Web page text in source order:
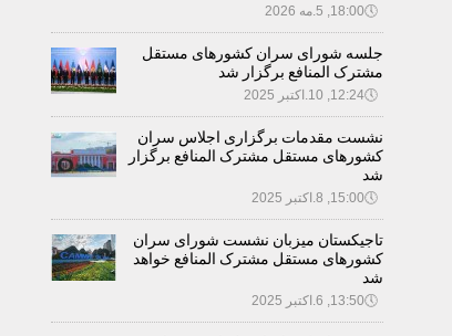
🕔18:00, 5.مه 2026
جلسه شورای سران کشورهای مستقل
مشترک المنافع برگزار شد
🕔12:24, 10.اکتبر 2025
نشست مقدمات برگزاری اجلاس سران
کشورهای مستقل مشترک المنافع برگزار
شد
🕔15:00, 8.اکتبر 2025
تاجیکستان میزبان نشست شورای سران
کشورهای مستقل مشترک المنافع خواهد
شد
🕔13:50, 6.اکتبر 2025